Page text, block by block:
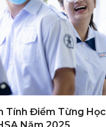
Tính Điểm Từng